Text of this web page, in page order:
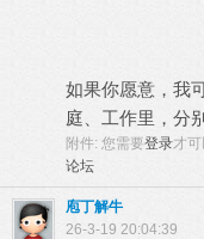
如果你愿意，我
庭、工作里，分
附件: 您需要登录才
论坛
庖丁解牛
26-3-19 20:04:39